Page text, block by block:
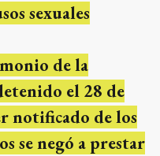
sexuales
de la
el 28 de
notificado de los
se negó a prestar